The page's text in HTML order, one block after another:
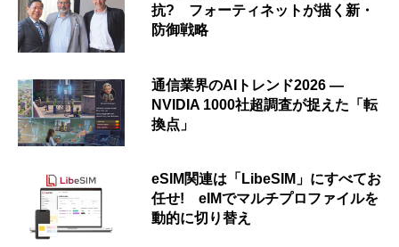
抗? フォーティネットが描く新・
防御戦略
通信業界のAIトレンド2026 ―
NVIDIA 1000社超調査が捉えた「転
換点」
eSIM関連は「LibeSIM」にすべてお
任せ! eIMでマルチプロファイルを
動的に切り替え